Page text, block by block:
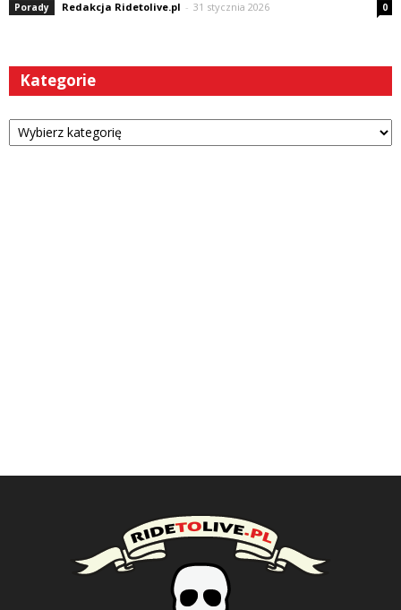
Porady Redakcja Ridetolive.pl - 31 stycznia 2026 0
Kategorie
Kategorie